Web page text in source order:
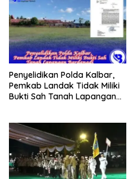
Penyelidikan Polda Kalbar,
Pemkab Landak Tidak Miliki
Bukti Sah Tanah Lapangan